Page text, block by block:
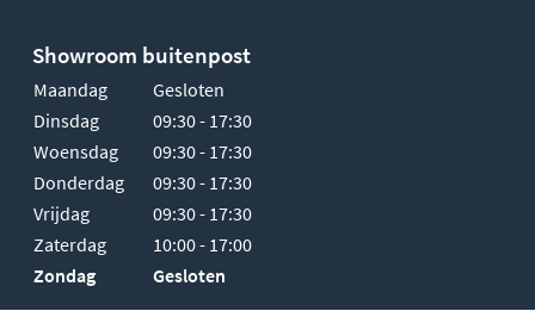
Showroom buitenpost
Maandag
Gesloten
Dinsdag
09:30 - 17:30
Woensdag
09:30 - 17:30
Donderdag
09:30 - 17:30
Vrijdag
09:30 - 17:30
Zaterdag
10:00 - 17:00
Zondag
Gesloten